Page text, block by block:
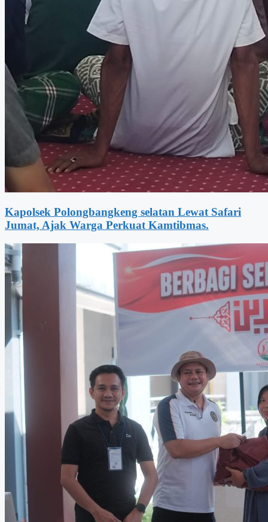
Kapolsek Polongbangkeng selatan Lewat Safari
Jumat, Ajak Warga Perkuat Kamtibmas.